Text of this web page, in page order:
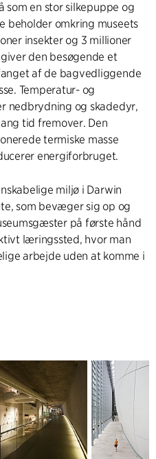
som en stor silkepuppe og
beholder omkring museets
insekter og 3 millioner
den besøgende et
af de bagvedliggende
Temperatur- og
nedbrydning og skadedyr,
tid fremover. Den
termiske masse
energiforbruget.
miljø i Darwin
som bevæger sig op og
på første hånd
læringssted, hvor man
arbejde uden at komme i